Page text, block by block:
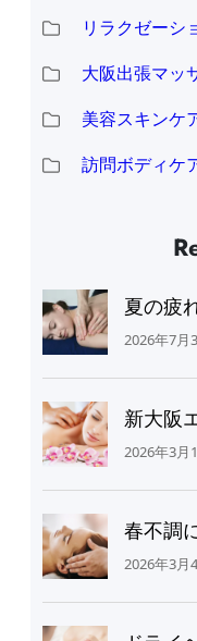
リラクゼーシ
大阪出張マッ
美容スキンケ
訪問ボディケ
夏の疲
2026年7月
新大阪
2026年3月
春不調
2026年3月